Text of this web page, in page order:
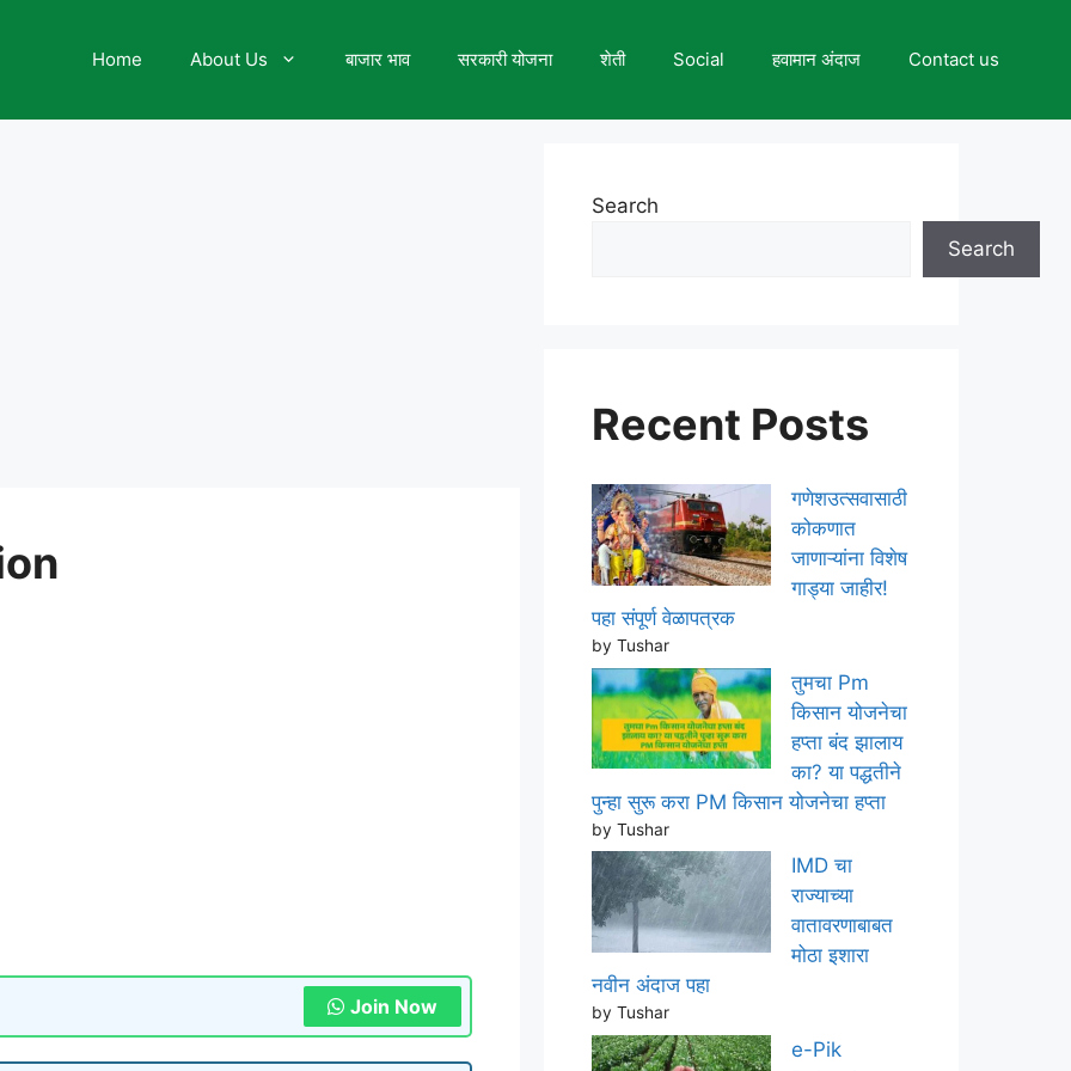
Home About Us बाजार भाव सरकारी योजना शेती Social हवामान अंदाज Contact us
Join Now
Search
Search
Recent Posts
गणेशउत्सवासाठी
कोकणात
जाणाऱ्यांना विशेष
गाड्या जाहीर!
पहा संपूर्ण वेळापत्रक
by Tushar
तुमचा Pm
किसान योजनेचा
हप्ता बंद झालाय
का? या पद्धतीने
पुन्हा सुरू करा PM किसान योजनेचा हप्ता
by Tushar
IMD चा
राज्याच्या
वातावरणाबाबत
मोठा इशारा
नवीन अंदाज पहा
by Tushar
e-Pik